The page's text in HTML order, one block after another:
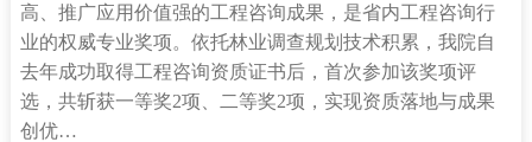
高、推广应用价值强的工程咨询成果，是省内工程咨询行
业的权威专业奖项。依托林业调查规划技术积累，我院自
去年成功取得工程咨询资质证书后，首次参加该奖项评
选，共斩获一等奖2项、二等奖2项，实现资质落地与成果
创优…